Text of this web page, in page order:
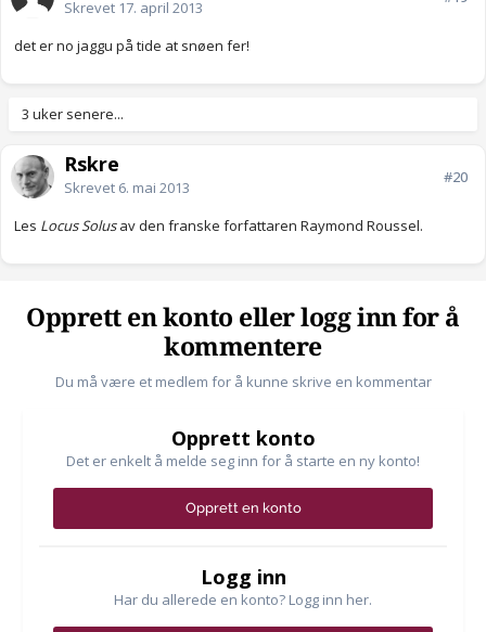
Skrevet 17. april 2013
det er no jaggu på tide at snøen fer!
3 uker senere...
Rskre
Skrevet 6. mai 2013
#20
Les Locus Solusav den franske forfattaren Raymond Roussel.
Opprett en konto eller logg inn for å
kommentere
Du må være et medlem for å kunne skrive en kommentar
Opprett konto
Det er enkelt å melde seg inn for å starte en ny konto!
Opprett en konto
Logg inn
Har du allerede en konto? Logg inn her.